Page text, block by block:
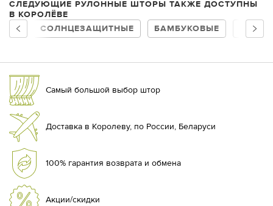
СЛЕДУЮЩИЕ РУЛОННЫЕ ШТОРЫ ТАКЖЕ ДОСТУПНЫ
В КОРОЛЁВЕ
СОЛНЦЕЗАЩИТНЫЕ
БАМБУКОВЫЕ НА
Самый большой выбор штор
Доставка в Королеву, по России, Беларуси
100% гарантия возврата и обмена
Акции/скидки